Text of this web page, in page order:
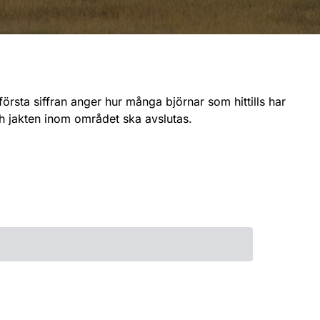
siffran anger hur många björnar som hittills har
inom området ska avslutas.